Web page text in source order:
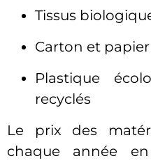
Tissus
Carton et
Plastique
recyclés
Le prix des
chaque année